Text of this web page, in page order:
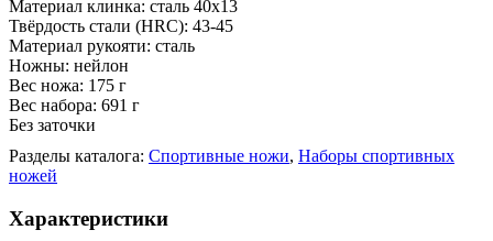
Материал клинка: сталь 40х13
Твёрдость стали (HRC): 43-45
Материал рукояти: сталь
Ножны: нейлон
Вес ножа: 175 г
Вес набора: 691 г
Без заточки
Разделы каталога: Спортивные ножи, Наборы спортивных
ножей
Характеристики